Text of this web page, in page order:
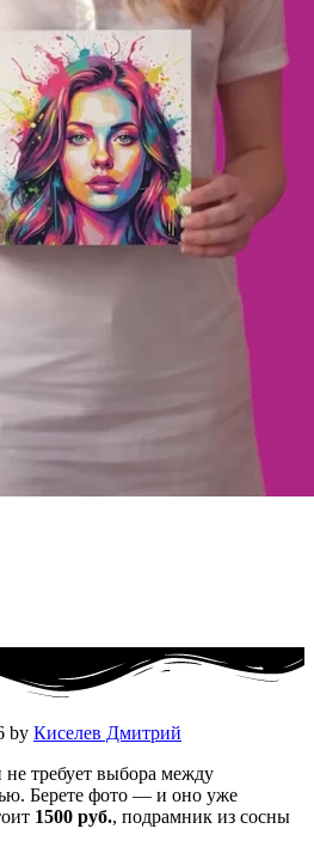
by Киселев Дмитрий
требует выбора между
Берете фото — и оно уже
1500 руб., подрамник из сосны